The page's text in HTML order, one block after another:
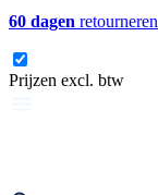
60 dagen retourneren
Prijzen excl. btw